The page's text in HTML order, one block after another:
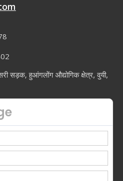
सड़क, हुआंगलोंग औद्योगिक क्षेत्र, वुयी,